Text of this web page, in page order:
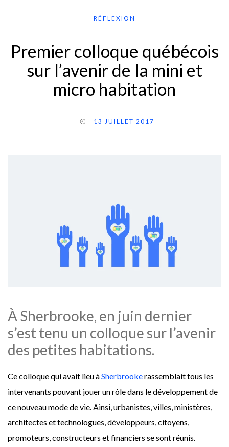
RÉFLEXION
Premier colloque québécois
sur l’avenir de la mini et
micro habitation
13 JUILLET 2017
À Sherbrooke, en juin dernier
s’est tenu un colloque sur l’avenir
des petites habitations.
Ce colloque qui avait lieu àSherbrookerassemblait tous les
intervenants pouvant jouer un rôle dans le développement de
ce nouveau mode de vie. Ainsi, urbanistes, villes, ministères,
architectes et technologues, développeurs, citoyens,
promoteurs, constructeurs et financiers se sont réunis.